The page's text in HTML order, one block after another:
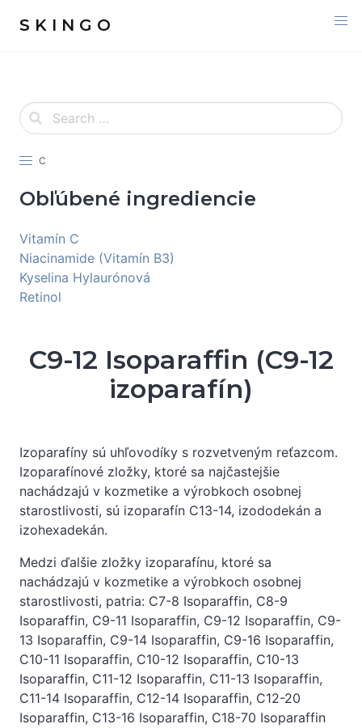
S K I N G O
C
Obľúbené ingrediencie
Vitamín C
Niacinamide (Vitamín B3)
Kyselina Hylaurónová
Retinol
C9-12 Isoparaffin (C9-12
izoparafín)
Izoparafíny sú uhľovodíky s rozvetveným reťazcom.
Izoparafínové zložky, ktoré sa najčastejšie
nachádzajú v kozmetike a výrobkoch osobnej
starostlivosti, sú izoparafín C13-14, izododekán a
izohexadekán.
Medzi ďalšie zložky izoparafínu, ktoré sa
nachádzajú v kozmetike a výrobkoch osobnej
starostlivosti, patria: C7-8 Isoparaffin, C8-9
Isoparaffin, C9-11 Isoparaffin, C9-12 Isoparaffin, C9-
13 Isoparaffin, C9-14 Isoparaffin, C9-16 Isoparaffin,
C10-11 Isoparaffin, C10-12 Isoparaffin, C10-13
Isoparaffin, C11-12 Isoparaffin, C11-13 Isoparaffin,
C11-14 Isoparaffin, C12-14 Isoparaffin, C12-20
Isoparaffin, C13-16 Isoparaffin, C18-70 Isoparaffin